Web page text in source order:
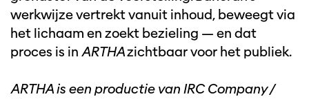
werkwijze vertrekt vanuit inhoud, beweegt via
het lichaam en zoekt bezieling — en dat
proces is in ARTHAzichtbaar voor het publiek.
ARTHA is een productie van IRC Company /